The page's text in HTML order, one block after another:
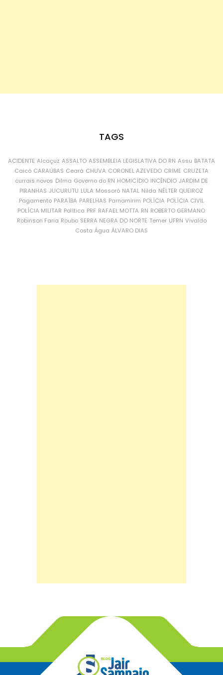
TAGS
ACIDENTE Alcaçuz ASSALTO ASSEMBLEIA LEGISLATIVA DO RN Assu BATATA
Caicó CARAÚBAS Ceará CHUVA CORONEL AZEVEDO CRIME CRUZETA
currais novos Dilma Governo do RN HOMICÍDIO INCÊNDIO JARDIM DE
PIRANHAS JUCURUTU LULA Mossoró NATAL Nilda NÉLTER QUEIROZ
Pagamento PARAÍBA PARELHAS Parnamirim POLÍCIA POLÍCIA CIVIL
POLÍCIA MILITAR Política PRF RAFAEL MOTTA RN ROBERTO GERMANO
Robinson Faria Roubo SERRA NEGRA DO NORTE Temer UFRN Vivaldo
Costa Água ÁLVARO DIAS